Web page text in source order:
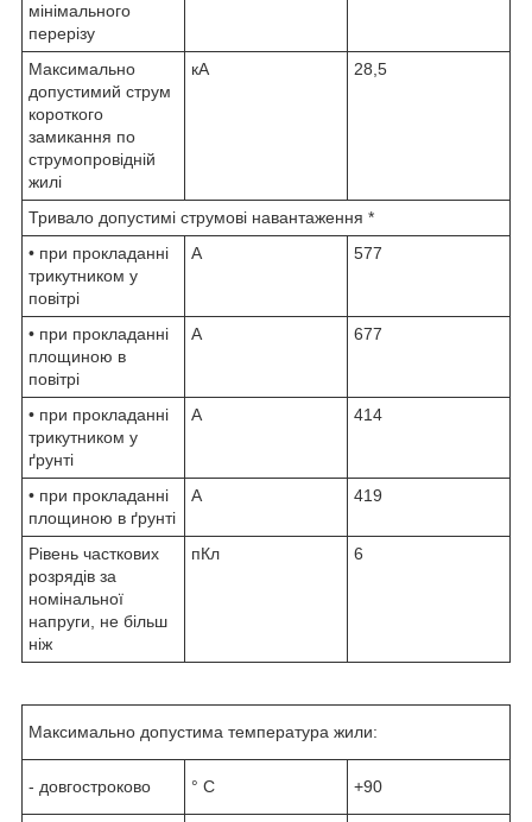
мінімального
перерізу
Максимально
допустимий струм
короткого
замикання по
струмопровідній
жилі
кА 28,5
Тривало допустимі струмові навантаження *
• при прокладанні
трикутником у
повітрі
А 577
• при прокладанні
площиною в
повітрі
А 677
• при прокладанні
трикутником у
ґрунті
А 414
• при прокладанні
площиною в ґрунті
А 419
Рівень часткових
розрядів за
номінальної
напруги, не більш
ніж
пКл 6
Максимально допустима температура жили:
- довгостроково ° С +90